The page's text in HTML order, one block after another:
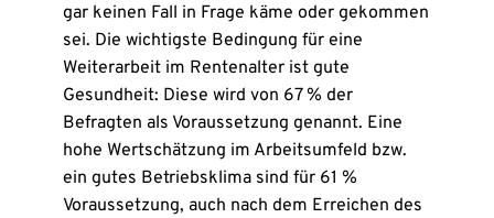
gar keinen Fall in Frage käme oder gekommen
sei. Die wichtigste Bedingung für eine
Weiterarbeit im Rentenalter ist gute
Gesundheit: Diese wird von 67 % der
Befragten als Voraussetzung genannt. Eine
hohe Wertschätzung im Arbeitsumfeld bzw.
ein gutes Betriebsklima sind für 61 %
Voraussetzung, auch nach dem Erreichen des